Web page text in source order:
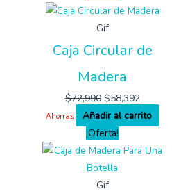
Gif
Caja Circular de
Madera
$72,990 $58,392
Ahorras
Añadir al carrito
¡Oferta!
Gif